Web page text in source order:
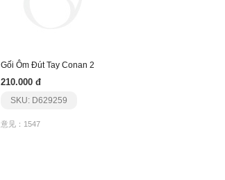
Gối Ôm Đút Tay Conan 2
210.000 đ
SKU: D629259
意见：1547